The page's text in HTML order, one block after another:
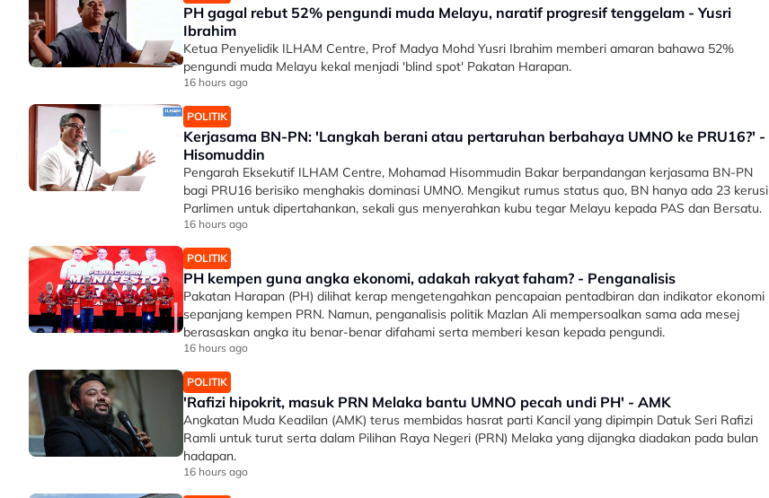
PH gagal rebut 52% pengundi muda Melayu, naratif progresif tenggelam - Yusri
Ibrahim
Ketua Penyelidik ILHAM Centre, Prof Madya Mohd Yusri Ibrahim memberi amaran bahawa 52%
pengundi muda Melayu kekal menjadi 'blind spot' Pakatan Harapan.
16 hours ago
POLITIK
Kerjasama BN-PN: 'Langkah berani atau pertaruhan berbahaya UMNO ke PRU16?' -
Hisomuddin
Pengarah Eksekutif ILHAM Centre, Mohamad Hisommudin Bakar berpandangan kerjasama BN-PN
bagi PRU16 berisiko menghakis dominasi UMNO. Mengikut rumus status quo, BN hanya ada 23 kerusi
Parlimen untuk dipertahankan, sekali gus menyerahkan kubu tegar Melayu kepada PAS dan Bersatu.
16 hours ago
POLITIK
PH kempen guna angka ekonomi, adakah rakyat faham? - Penganalisis
Pakatan Harapan (PH) dilihat kerap mengetengahkan pencapaian pentadbiran dan indikator ekonomi
sepanjang kempen PRN. Namun, penganalisis politik Mazlan Ali mempersoalkan sama ada mesej
berasaskan angka itu benar-benar difahami serta memberi kesan kepada pengundi.
16 hours ago
POLITIK
'Rafizi hipokrit, masuk PRN Melaka bantu UMNO pecah undi PH' - AMK
Angkatan Muda Keadilan (AMK) terus membidas hasrat parti Kancil yang dipimpin Datuk Seri Rafizi
Ramli untuk turut serta dalam Pilihan Raya Negeri (PRN) Melaka yang dijangka diadakan pada bulan
hadapan.
16 hours ago